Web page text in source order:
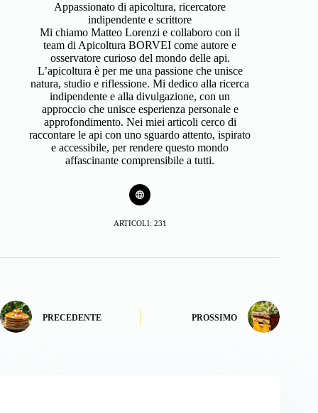
Appassionato di apicoltura, ricercatore
indipendente e scrittore
Mi chiamo Matteo Lorenzi e collaboro con il
team di Apicoltura BORVEI come autore e
osservatore curioso del mondo delle api.
L’apicoltura è per me una passione che unisce
natura, studio e riflessione. Mi dedico alla ricerca
indipendente e alla divulgazione, con un
approccio che unisce esperienza personale e
approfondimento. Nei miei articoli cerco di
raccontare le api con uno sguardo attento, ispirato
e accessibile, per rendere questo mondo
affascinante comprensibile a tutti.
ARTICOLI: 231
PRECEDENTE PROSSIMO